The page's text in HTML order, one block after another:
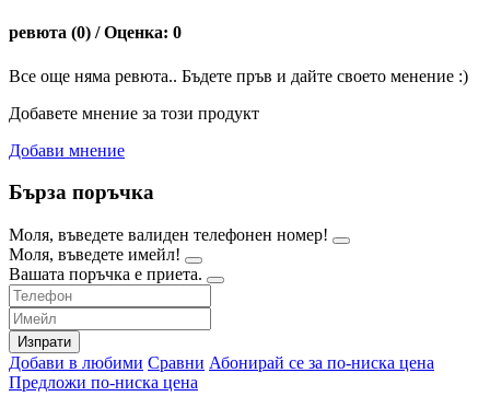
ревюта (0) / Оценка: 0
Все още няма ревюта.. Бъдете пръв и дайте своето менение :)
Добавете мнение за този продукт
Добави мнение
Бърза поръчка
Моля, въведете валиден телефонен номер!
Моля, въведете имейл!
Вашата поръчка е приета.
Изпрати
Добави в любими Сравни Абонирай се за по-ниска цена
Предложи по-ниска цена